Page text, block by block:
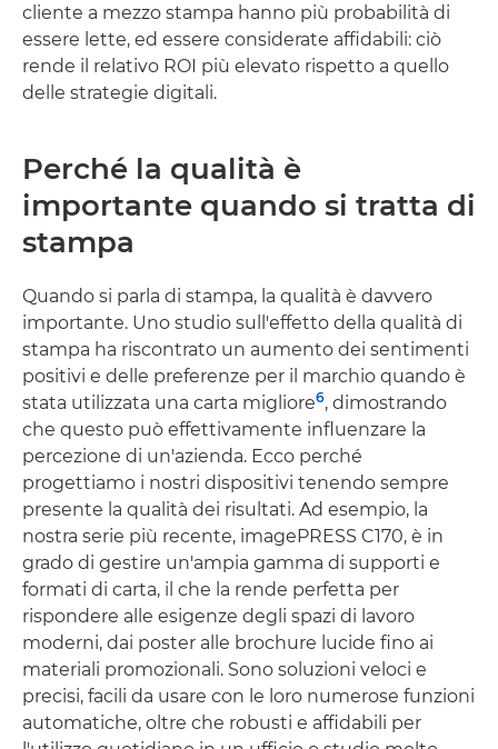
cliente a mezzo stampa hanno più probabilità di
essere lette, ed essere considerate affidabili: ciò
rende il relativo ROI più elevato rispetto a quello
delle strategie digitali.
Perché la qualità è
importante quando si tratta di
stampa
Quando si parla di stampa, la qualità è davvero
importante. Uno studio sull'effetto della qualità di
stampa ha riscontrato un aumento dei sentimenti
positivi e delle preferenze per il marchio quando è
stata utilizzata una carta migliore6, dimostrando
che questo può effettivamente influenzare la
percezione di un'azienda. Ecco perché
progettiamo i nostri dispositivi tenendo sempre
presente la qualità dei risultati. Ad esempio, la
nostra serie più recente, imagePRESS C170, è in
grado di gestire un'ampia gamma di supporti e
formati di carta, il che la rende perfetta per
rispondere alle esigenze degli spazi di lavoro
moderni, dai poster alle brochure lucide fino ai
materiali promozionali. Sono soluzioni veloci e
precisi, facili da usare con le loro numerose funzioni
automatiche, oltre che robusti e affidabili per